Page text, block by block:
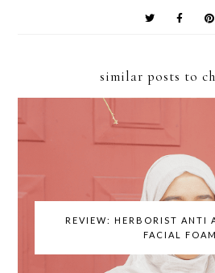
similar posts to
REVIEW: HERBORIST ANTI
FACIAL FOAM